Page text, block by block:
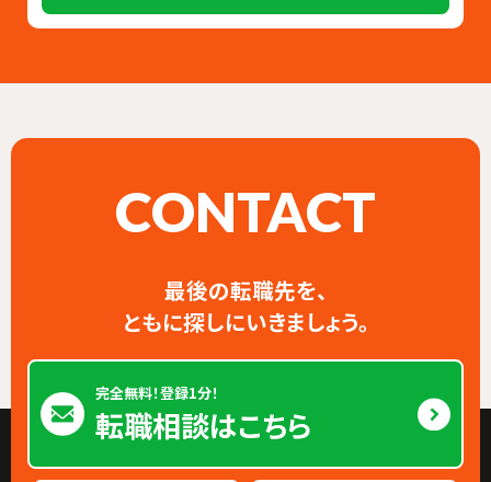
CONTACT
最後の転職先を、
ともに探しにいきましょう。
完全無料！登録1分！
転職相談はこちら